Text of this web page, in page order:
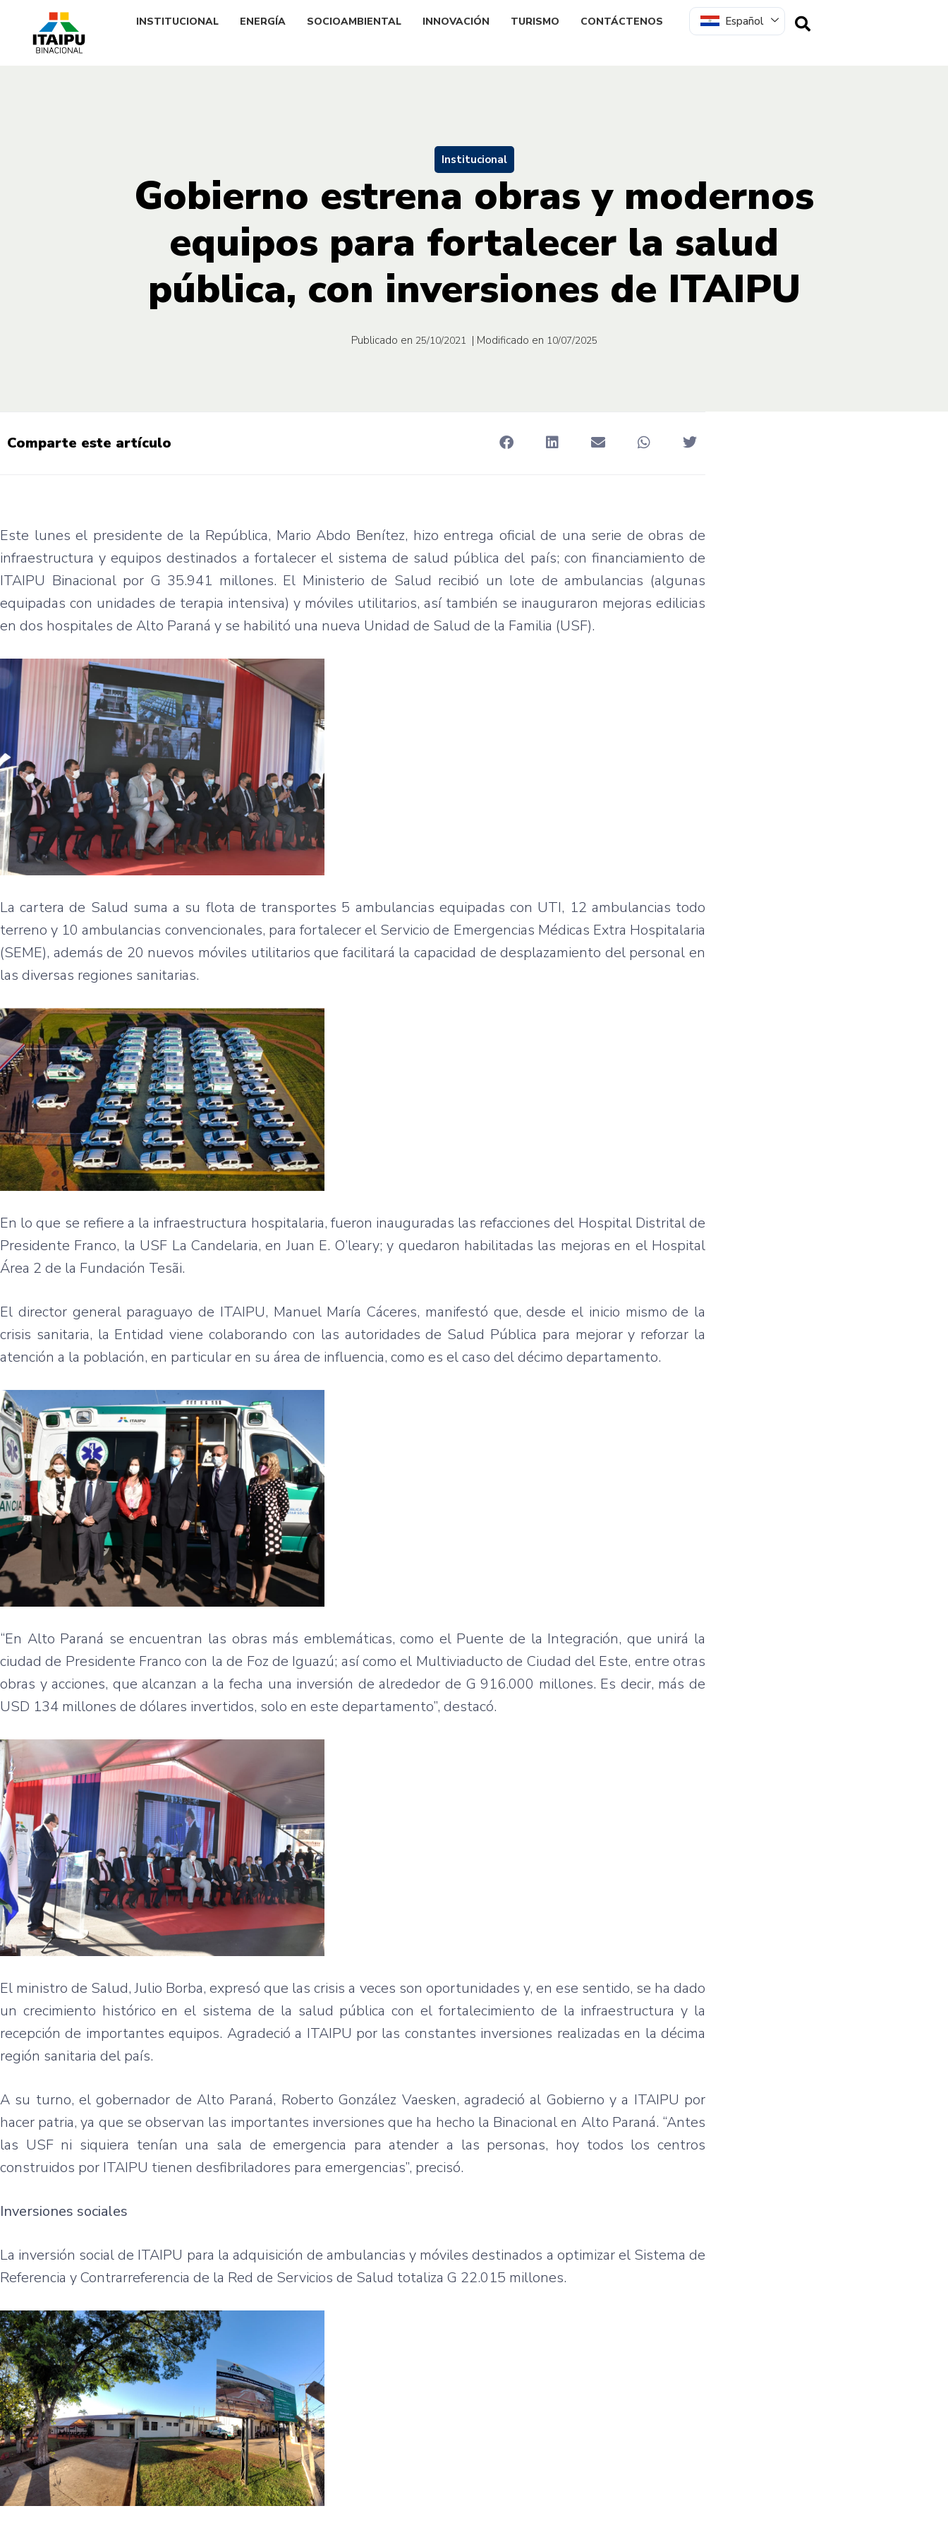
INSTITUCIONAL ENERGÍA SOCIOAMBIENTAL INNOVACIÓN TURISMO CONTÁCTENOS Español
Institucional
Gobierno estrena obras y modernos
equipos para fortalecer la salud
pública, con inversiones de ITAIPU
Publicado en 25/10/2021 | Modificado en 10/07/2025
Comparte este artículo
Este lunes el presidente de la República, Mario Abdo Benítez, hizo entrega oficial de una serie de obras de
infraestructura y equipos destinados a fortalecer el sistema de salud pública del país; con financiamiento de
ITAIPU Binacional por G 35.941 millones. El Ministerio de Salud recibió un lote de ambulancias (algunas
equipadas con unidades de terapia intensiva) y móviles utilitarios, así también se inauguraron mejoras edilicias
en dos hospitales de Alto Paraná y se habilitó una nueva Unidad de Salud de la Familia (USF).
La cartera de Salud suma a su flota de transportes 5 ambulancias equipadas con UTI, 12 ambulancias todo
terreno y 10 ambulancias convencionales, para fortalecer el Servicio de Emergencias Médicas Extra Hospitalaria
(SEME), además de 20 nuevos móviles utilitarios que facilitará la capacidad de desplazamiento del personal en
las diversas regiones sanitarias.
En lo que se refiere a la infraestructura hospitalaria, fueron inauguradas las refacciones del Hospital Distrital de
Presidente Franco, la USF La Candelaria, en Juan E. O’leary; y quedaron habilitadas las mejoras en el Hospital
Área 2 de la Fundación Tesãi.
El director general paraguayo de ITAIPU, Manuel María Cáceres, manifestó que, desde el inicio mismo de la
crisis sanitaria, la Entidad viene colaborando con las autoridades de Salud Pública para mejorar y reforzar la
atención a la población, en particular en su área de influencia, como es el caso del décimo departamento.
“En Alto Paraná se encuentran las obras más emblemáticas, como el Puente de la Integración, que unirá la
ciudad de Presidente Franco con la de Foz de Iguazú; así como el Multiviaducto de Ciudad del Este, entre otras
obras y acciones, que alcanzan a la fecha una inversión de alrededor de G 916.000 millones. Es decir, más de
USD 134 millones de dólares invertidos, solo en este departamento”, destacó.
El ministro de Salud, Julio Borba, expresó que las crisis a veces son oportunidades y, en ese sentido, se ha dado
un crecimiento histórico en el sistema de la salud pública con el fortalecimiento de la infraestructura y la
recepción de importantes equipos. Agradeció a ITAIPU por las constantes inversiones realizadas en la décima
región sanitaria del país.
A su turno, el gobernador de Alto Paraná, Roberto González Vaesken, agradeció al Gobierno y a ITAIPU por
hacer patria, ya que se observan las importantes inversiones que ha hecho la Binacional en Alto Paraná. “Antes
las USF ni siquiera tenían una sala de emergencia para atender a las personas, hoy todos los centros
construidos por ITAIPU tienen desfibriladores para emergencias”, precisó.
Inversiones sociales
La inversión social de ITAIPU para la adquisición de ambulancias y móviles destinados a optimizar el Sistema de
Referencia y Contrarreferencia de la Red de Servicios de Salud totaliza G 22.015 millones.